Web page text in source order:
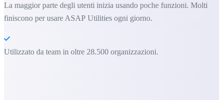
La maggior parte degli utenti inizia usando poche funzioni. Molti
finiscono per usare ASAP Utilities ogni giorno.
Utilizzato da team in oltre 28.500 organizzazioni.